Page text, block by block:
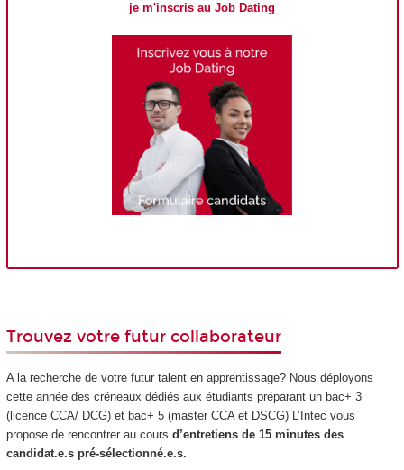
je m'inscris au Job Dating
Trouvez votre futur collaborateur
A la recherche de votre futur talent en apprentissage? Nous déployons
cette année des créneaux dédiés aux étudiants préparant un bac+ 3
(licence CCA/ DCG) et bac+ 5 (master CCA et DSCG) L’Intec vous
propose de rencontrer au cours d’entretiens de 15 minutes des
candidat.e.s pré-sélectionné.e.s.